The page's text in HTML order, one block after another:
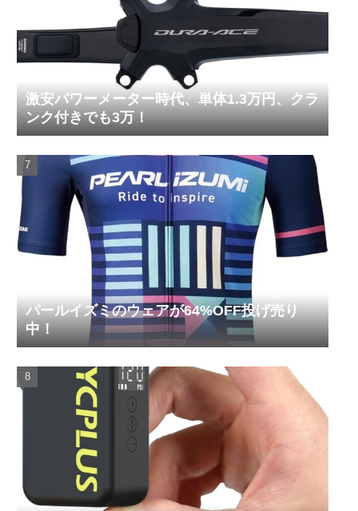
激安パワーメーター時代、単体1.3万円、クラ
ンク付きでも3万！
パールイズミのウェアが64%OFF投げ売り
中！